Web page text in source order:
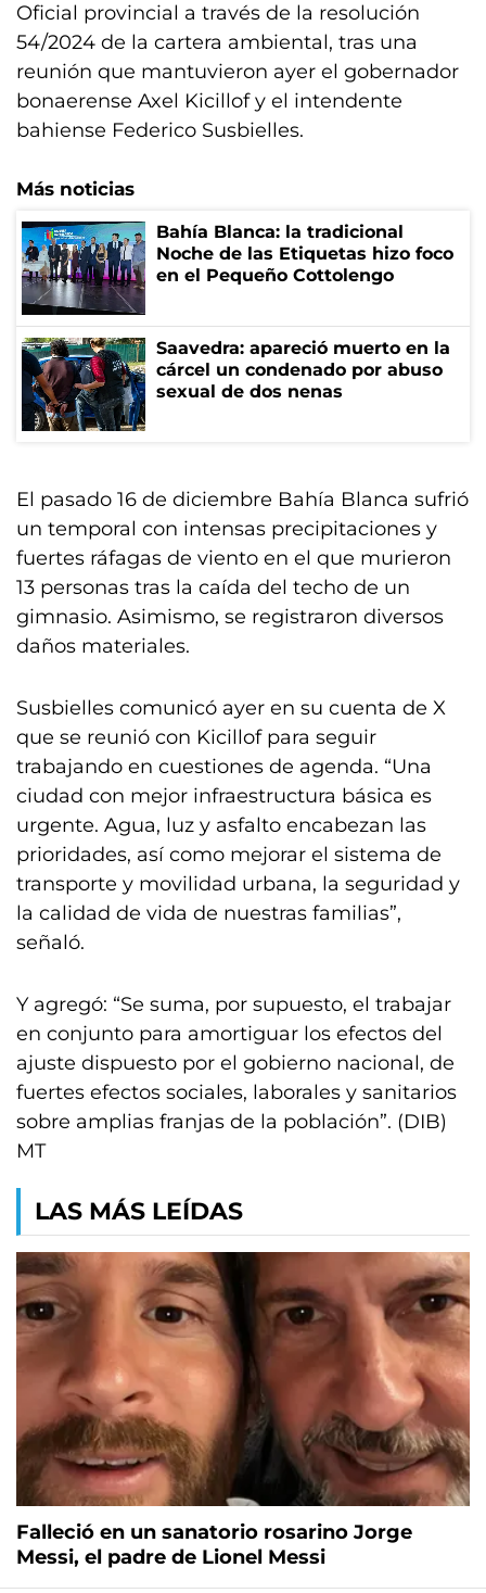
Oficial provincial a través de la resolución
54/2024 de la cartera ambiental, tras una
reunión que mantuvieron ayer el gobernador
bonaerense Axel Kicillof y el intendente
bahiense Federico Susbielles.
Más noticias
Bahía Blanca: la tradicional
Noche de las Etiquetas hizo foco
en el Pequeño Cottolengo
Saavedra: apareció muerto en la
cárcel un condenado por abuso
sexual de dos nenas
El pasado 16 de diciembre Bahía Blanca sufrió
un temporal con intensas precipitaciones y
fuertes ráfagas de viento en el que murieron
13 personas tras la caída del techo de un
gimnasio. Asimismo, se registraron diversos
daños materiales.
Susbielles comunicó ayer en su cuenta de X
que se reunió con Kicillof para seguir
trabajando en cuestiones de agenda. “Una
ciudad con mejor infraestructura básica es
urgente. Agua, luz y asfalto encabezan las
prioridades, así como mejorar el sistema de
transporte y movilidad urbana, la seguridad y
la calidad de vida de nuestras familias”,
señaló.
Y agregó: “Se suma, por supuesto, el trabajar
en conjunto para amortiguar los efectos del
ajuste dispuesto por el gobierno nacional, de
fuertes efectos sociales, laborales y sanitarios
sobre amplias franjas de la población”. (DIB)
MT
LAS MÁS LEÍDAS
Falleció en un sanatorio rosarino Jorge
Messi, el padre de Lionel Messi